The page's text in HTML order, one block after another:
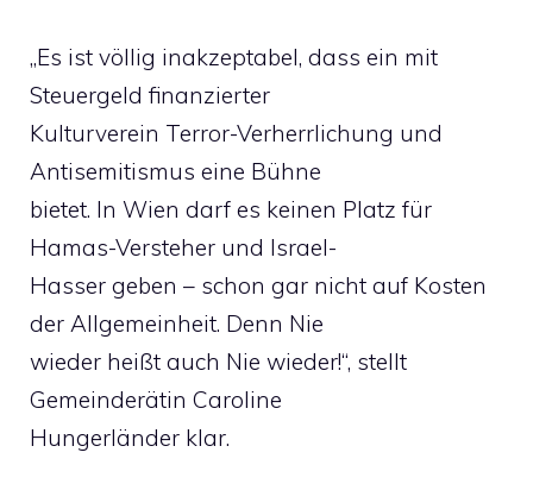
„Es ist völlig inakzeptabel, dass ein mit
Steuergeld finanzierter
Kulturverein Terror-Verherrlichung und
Antisemitismus eine Bühne
bietet. In Wien darf es keinen Platz für
Hamas-Versteher und Israel-
Hasser geben – schon gar nicht auf Kosten
der Allgemeinheit. Denn Nie
wieder heißt auch Nie wieder!“, stellt
Gemeinderätin Caroline
Hungerländer klar.